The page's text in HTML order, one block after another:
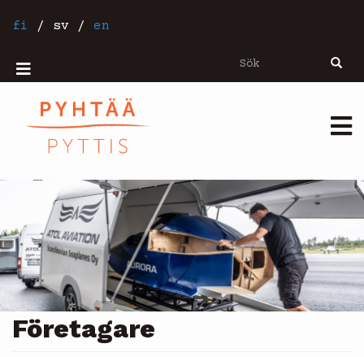
tillfi / sv / en
Sök Sök
Mobiilivalikko
Företagare